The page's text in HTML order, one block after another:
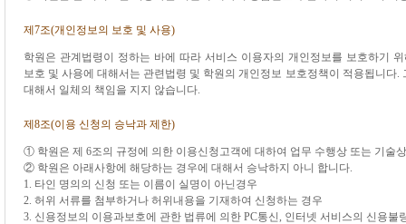
제7조(개인정보의 보호 및 사용)
학원은 관계법령이 정하는 바에 따라 서비스 이용자의 개인정보를 보호하기
보호 및 사용에 대해서는 관련법령 및 학원의 개인정보 보호정책이 적용됩니다
대해서 일체의 책임을 지지 않습니다.
제8조(이용 신청의 승낙과 제한)
① 학원은 제 6조의 규정에 의한 이용신청고객에 대하여 업무 수행상 또는 기술
② 학원은 아래사항에 해당하는 경우에 대해서 승낙하지 아니 합니다.
1. 타인 명의의 신청 또는 이름이 실명이 아닌경우
2. 허위 서류를 첨부하거나 허위내용을 기재하여 신청하는 경우
3. 신용정보의 이용과보호에 관한 법류에 의한 PC통신, 인터넷 서비스의 신용불